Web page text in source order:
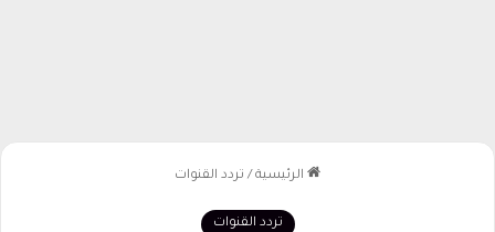
الرئيسية / تردد القنوات
تردد القنوات